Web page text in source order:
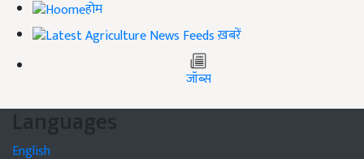
होम
ख़बरें
जॉब्स
Languages
English